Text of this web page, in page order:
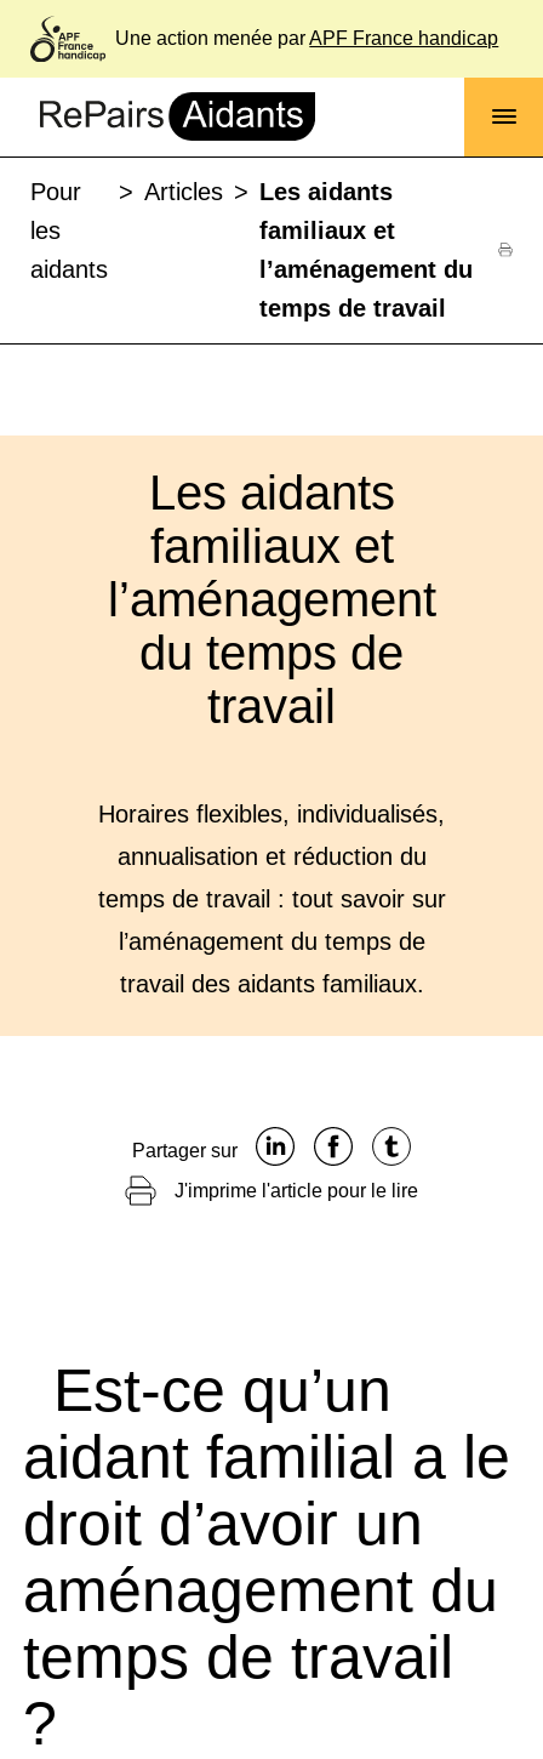
Une action menée parAPF France handicap
Pour
les
aidants
> Articles > Les aidants
familiaux et
l’aménagement du
temps de travail
Les aidants
familiaux et
l’aménagement
du temps de
travail
Horaires flexibles, individualisés,
annualisation et réduction du
temps de travail : tout savoir sur
l’aménagement du temps de
travail des aidants familiaux.
Partager sur
J'imprime l'article pour le lire
Est-ce qu’un
aidant familial a le
droit d’avoir un
aménagement du
temps de travail
?